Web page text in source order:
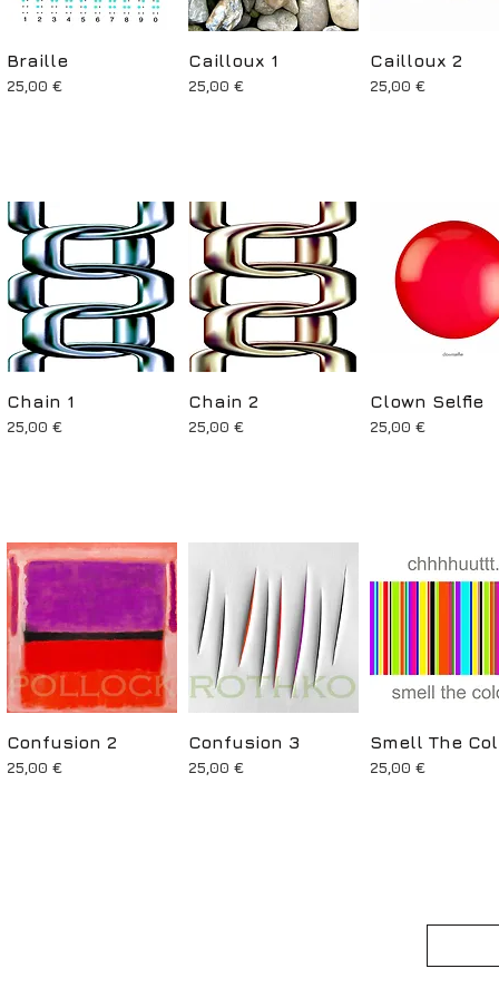
Aperçu rapide
Braille
Prix
25,00 €
Aperçu rapide
Cailloux 1
Prix
25,00 €
Aperçu
Cailloux 2
Prix
25,00 €
Aperçu rapide
Chain 1
Prix
25,00 €
Aperçu rapide
Chain 2
Prix
25,00 €
Aperçu
Clown Selfie
Prix
25,00 €
Aperçu rapide
Confusion 2
Prix
25,00 €
Aperçu rapide
Confusion 3
Prix
25,00 €
Aperçu
Smell The
Prix
25,00 €